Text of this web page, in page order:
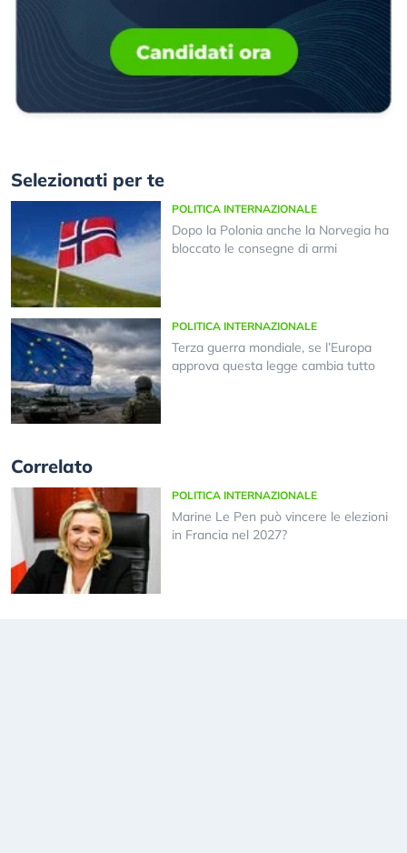
Selezionati per te
POLITICA INTERNAZIONALE
Dopo la Polonia anche la Norvegia ha
bloccato le consegne di armi
POLITICA INTERNAZIONALE
Terza guerra mondiale, se l’Europa
approva questa legge cambia tutto
Correlato
POLITICA INTERNAZIONALE
Marine Le Pen può vincere le elezioni
in Francia nel 2027?